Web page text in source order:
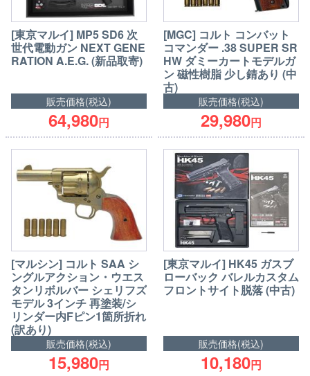
[東京マルイ] MP5 SD6 次
世代電動ガン NEXT GENE
RATION A.E.G. (新品取寄)
販売価格(税込)
64,980円
[MGC] コルト コンバット
コマンダー .38 SUPER SR
HW ダミーカートモデルガ
ン 磁性樹脂 少し錆あり (中
古)
販売価格(税込)
29,980円
[マルシン] コルト SAA シ
ングルアクション・ウエス
タンリボルバー シェリフズ
モデル 3インチ 再塗装/シ
リンダー内Fピン1箇所折れ
(訳あり)
販売価格(税込)
15,980円
[東京マルイ] HK45 ガスブ
ローバック バレルカスタム
フロントサイト脱落 (中古)
販売価格(税込)
10,180円